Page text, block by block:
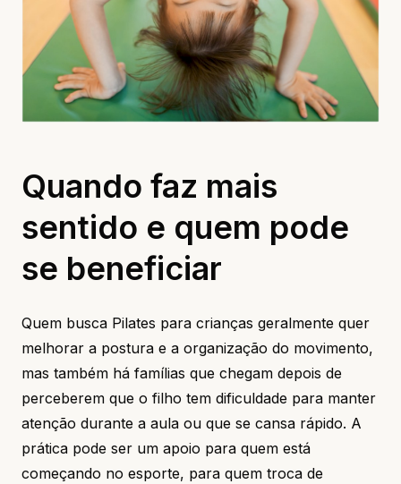
Quando faz mais
sentido e quem pode
se beneficiar
Quem busca Pilates para crianças geralmente quer
melhorar a postura e a organização do movimento,
mas também há famílias que chegam depois de
perceberem que o filho tem dificuldade para manter
atenção durante a aula ou que se cansa rápido. A
prática pode ser um apoio para quem está
começando no esporte, para quem troca de